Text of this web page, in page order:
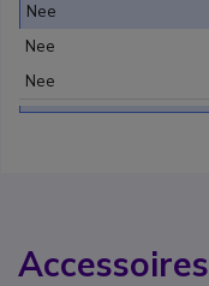
Nee
Nee
Nee
Accessoires